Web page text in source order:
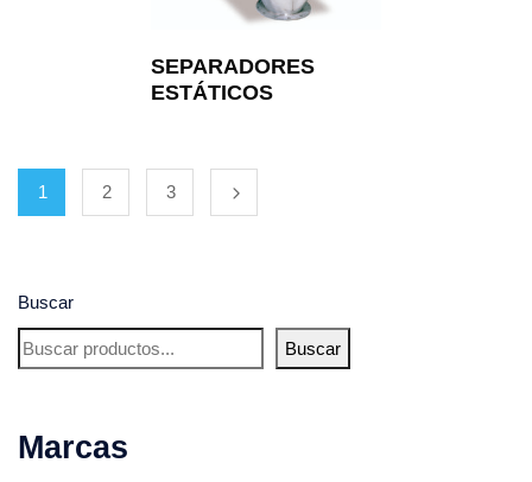
Buscar
Buscar
Marcas
SEPARADORES
ESTÁTICOS
1 2 3